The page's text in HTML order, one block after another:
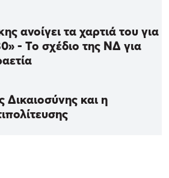
ανοίγει τα χαρτιά του για
- Το σχέδιο της ΝΔ για
Δικαιοσύνης και η